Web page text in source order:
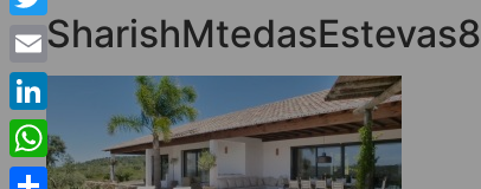
SharishMtedasEstevas8
Twitter
Email
LinkedIn
WhatsApp